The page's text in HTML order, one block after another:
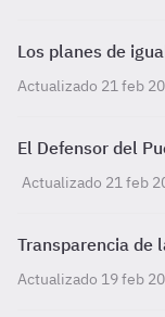
Los planes de
Actualizado 21 feb
El Defensor del
Actualizado 21 feb
Transparencia de
Actualizado 19 feb